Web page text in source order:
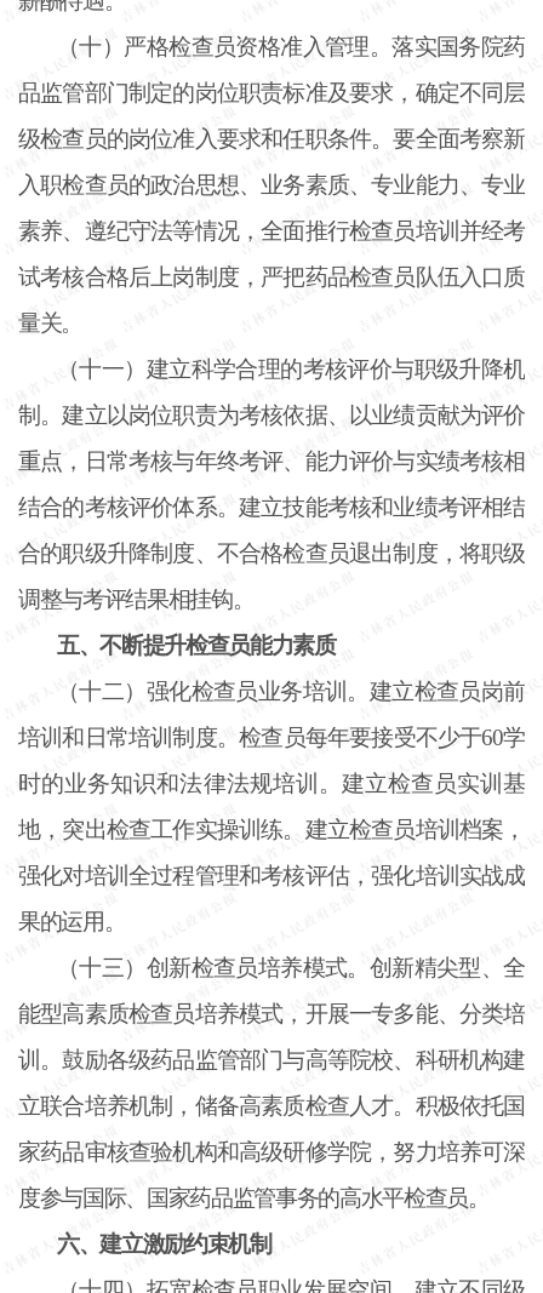
（十）严格检查员资格准入管理。落实国务院药
品监管部门制定的岗位职责标准及要求，确定不同层
级检查员的岗位准入要求和任职条件。要全面考察新
入职检查员的政治思想、业务素质、专业能力、专业
素养、遵纪守法等情况，全面推行检查员培训并经考
试考核合格后上岗制度，严把药品检查员队伍入口质
量关。
（十一）建立科学合理的考核评价与职级升降机
制。建立以岗位职责为考核依据、以业绩贡献为评价
重点，日常考核与年终考评、能力评价与实绩考核相
结合的考核评价体系。建立技能考核和业绩考评相结
合的职级升降制度、不合格检查员退出制度，将职级
调整与考评结果相挂钩。
五、不断提升检查员能力素质
（十二）强化检查员业务培训。建立检查员岗前
培训和日常培训制度。检查员每年要接受不少于60学
时的业务知识和法律法规培训。建立检查员实训基
地，突出检查工作实操训练。建立检查员培训档案，
强化对培训全过程管理和考核评估，强化培训实战成
果的运用。
（十三）创新检查员培养模式。创新精尖型、全
能型高素质检查员培养模式，开展一专多能、分类培
训。鼓励各级药品监管部门与高等院校、科研机构建
立联合培养机制，储备高素质检查人才。积极依托国
家药品审核查验机构和高级研修学院，努力培养可深
度参与国际、国家药品监管事务的高水平检查员。
六、建立激励约束机制